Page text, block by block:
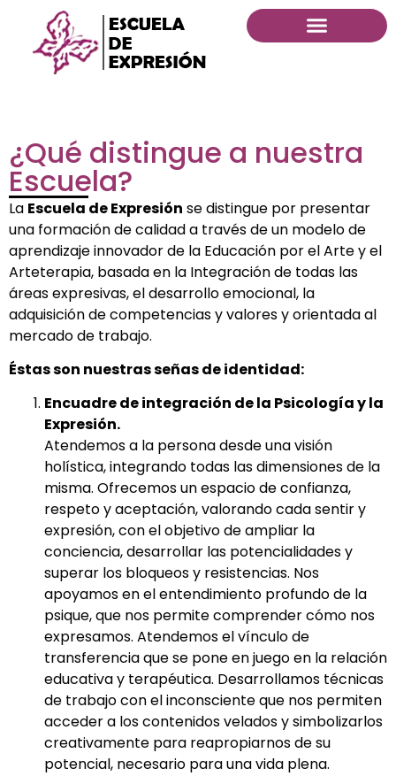
¿Qué distingue a nuestra
Escuela?
La Escuela de Expresión se distingue por presentar
una formación de calidad a través de un modelo de
aprendizaje innovador de la Educación por el Arte y el
Arteterapia, basada en la Integración de todas las
áreas expresivas, el desarrollo emocional, la
adquisición de competencias y valores y orientada al
mercado de trabajo.
Éstas son nuestras señas de identidad:
Encuadre de integración de la Psicología y la
Expresión.
Atendemos a la persona desde una visión
holística, integrando todas las dimensiones de la
misma. Ofrecemos un espacio de confianza,
respeto y aceptación, valorando cada sentir y
expresión, con el objetivo de ampliar la
conciencia, desarrollar las potencialidades y
superar los bloqueos y resistencias. Nos
apoyamos en el entendimiento profundo de la
psique, que nos permite comprender cómo nos
expresamos. Atendemos el vínculo de
transferencia que se pone en juego en la relación
educativa y terapéutica. Desarrollamos técnicas
de trabajo con el inconsciente que nos permiten
acceder a los contenidos velados y simbolizarlos
creativamente para reapropiarnos de su
potencial, necesario para una vida plena.